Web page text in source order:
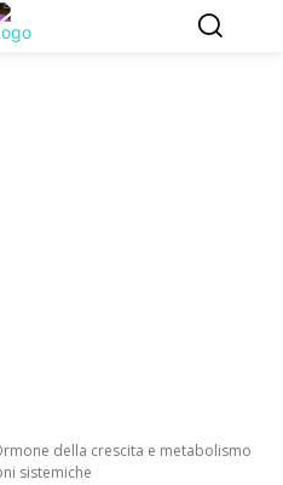
della crescita e metabolismo
sistemiche